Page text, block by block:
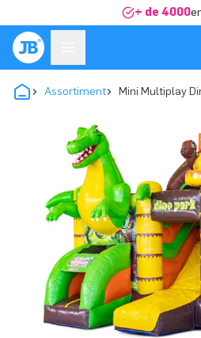
+ de 4000
Assortiment Mini Multiplay